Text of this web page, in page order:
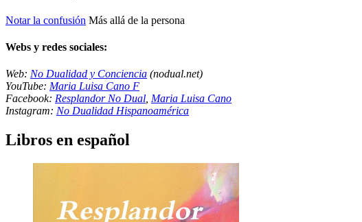
Notar la confusión Más allá de la persona
Webs y redes sociales:
Web: No Dualidad y Conciencia (nodual.net)
YouTube: Maria Luisa Cano F
Facebook: Resplandor No Dual Maria Luisa Cano
Instagram: No Dualidad Hispanoamérica
Libros en español